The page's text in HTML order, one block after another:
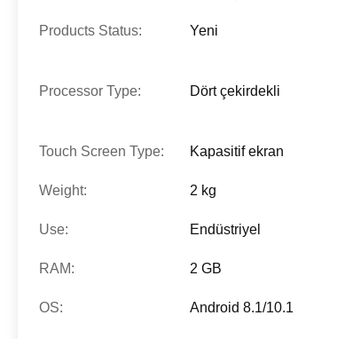
Products Status: Yeni
Processor Type: Dört çekirdekli
Touch Screen Type: Kapasitif ekran
Weight: 2 kg
Use: Endüstriyel
RAM: 2 GB
OS: Android 8.1/10.1